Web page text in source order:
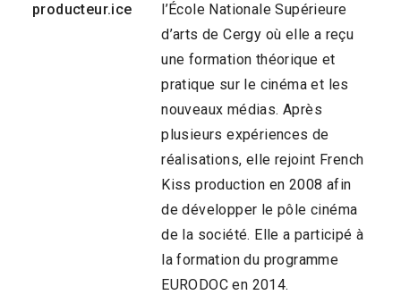
producteur.ice
l’École Nationale Supérieure
d’arts de Cergy où elle a reçu
une formation théorique et
pratique sur le cinéma et les
nouveaux médias. Après
plusieurs expériences de
réalisations, elle rejoint French
Kiss production en 2008 afin
de développer le pôle cinéma
de la société. Elle a participé à
la formation du programme
EURODOC en 2014.